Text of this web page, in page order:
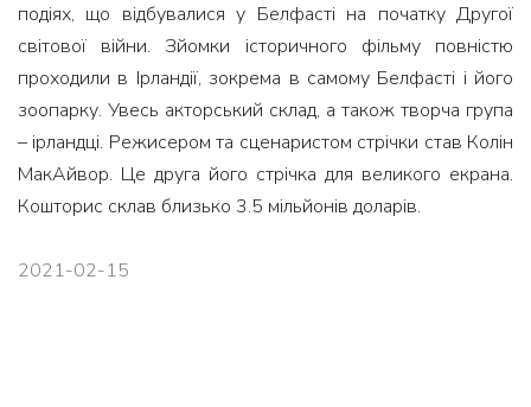
подіях, що відбувалися у Белфасті на початку Другої
світової війни. Зйомки історичного фільму повністю
проходили в Ірландії, зокрема в самому Белфасті і його
зоопарку. Увесь акторський склад, а також творча група
– ірландці. Режисером та сценаристом стрічки став Колін
МакАйвор. Це друга його стрічка для великого екрана.
Кошторис склав близько 3.5 мільйонів доларів.
2021-02-15